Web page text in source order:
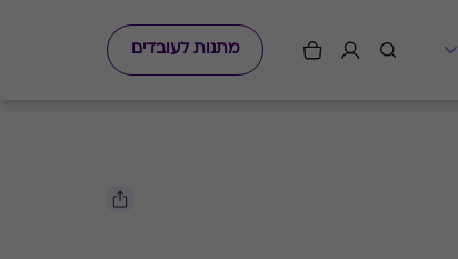
מתנות לעובדים